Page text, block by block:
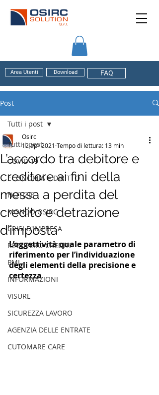
Area Utenti Download FAQ
Post
Tutti i post
COVID 19
ECONOMIA e DIRITTO
NOTIZIE
MONDO OSIRC
CRISI D'IMPRESA
RECUPERO CREDITI
PMI
INFORMAZIONI
VISURE
SICUREZZA LAVORO
AGENZIA DELLE ENTRATE
CUTOMARE CARE
Tutti i post
L’accordo tra debitore e
creditore ai fini della
messa a perdita del
credito e detrazione
d’imposta
Osirc
12 apr 2021 Tempo di lettura: 13 min
L’oggettività quale parametro di
riferimento per l’individuazione
degli elementi della precisione e
certezza